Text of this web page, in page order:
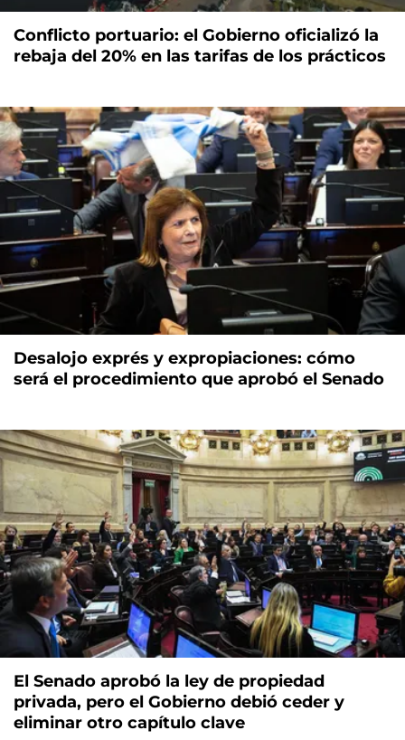
Conflicto portuario: el Gobierno oficializó la
rebaja del 20% en las tarifas de los prácticos
Desalojo exprés y expropiaciones: cómo
será el procedimiento que aprobó el Senado
El Senado aprobó la ley de propiedad
privada, pero el Gobierno debió ceder y
eliminar otro capítulo clave